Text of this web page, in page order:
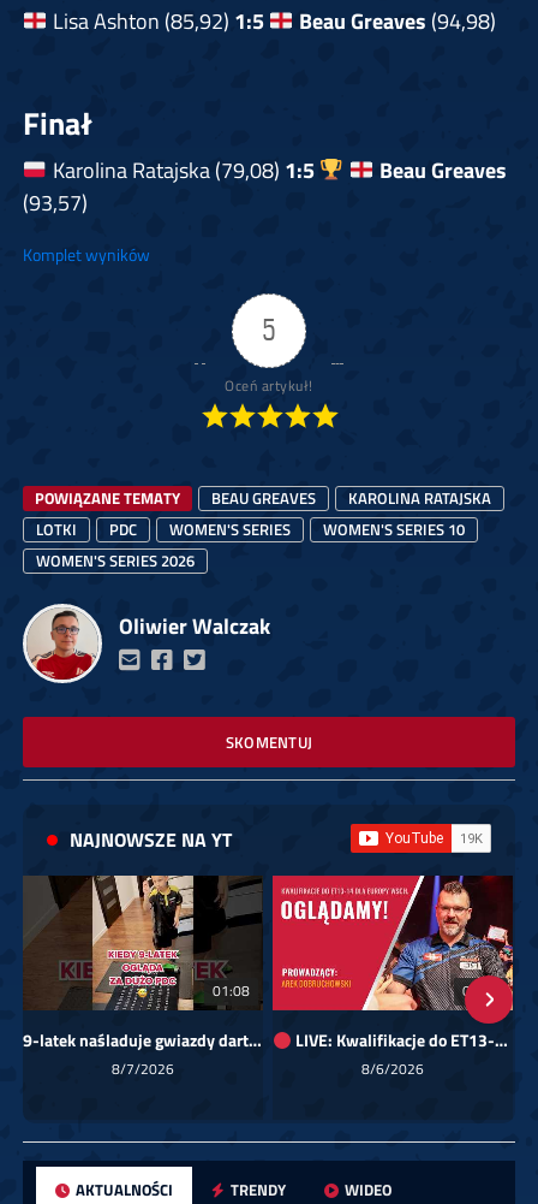
Lisa Ashton (85,92) 1:5 Beau Greaves (94,98)
Finał
Karolina Ratajska (79,08) 1:5
Beau Greaves
(93,57)
Komplet wyników
5
Oceń artykuł!
POWIĄZANE TEMATY BEAU GREAVES
KAROLINA RATAJSKA
LOTKI
PDC WOMEN'S SERIES
WOMEN'S SERIES 10
WOMEN'S SERIES 2026
Oliwier Walczak
SKOMENTUJ
NAJNOWSZE NA YT
01:08
9-latek naśladuje gwiazdy darta!
8/7/2026
00:00
LIVE: Kwalifikacje do ET13-14 dla Europy Wschodniej
8/6/2026
AKTUALNOŚCI TRENDY WIDEO